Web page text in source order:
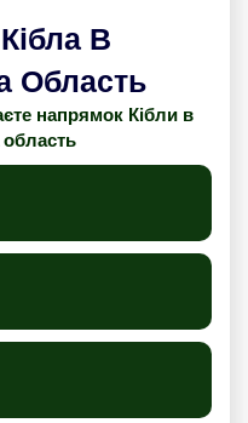
В
Область
напрямок Кібли в